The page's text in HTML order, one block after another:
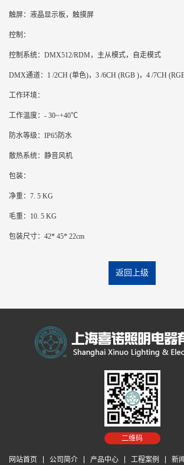
触屏：液晶显示板，触摸屏
控制：
控制系统：DMX512/RDM，主从模式，自走模式
DMX通道：1 /2CH (单色)，3 /6CH (RGB )，4 /7CH
工作环境：
工作温度：- 30~+40℃
防水等级：IP65防水
散热系统：静音风机
包装：
净重：7. 5 KG
毛重：10. 5 KG
包装尺寸：42* 45* 22cm
返回上级
二维码
网站首页 公司简介 产品中心 工程案例 新